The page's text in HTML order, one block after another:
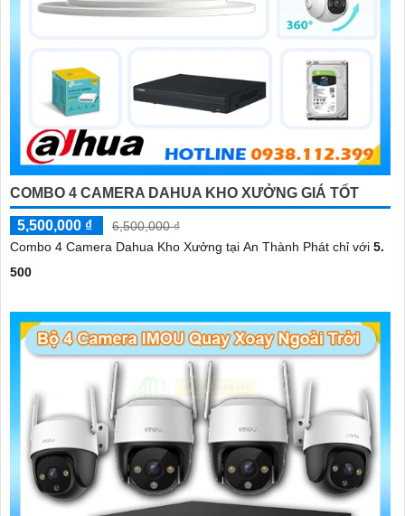
COMBO 4 CAMERA DAHUA KHO XƯỞNG GIÁ TỐT
5,500,000 ₫
6,500,000 ₫
Combo 4 Camera Dahua Kho Xưởng tại An Thành Phát chỉ với 5.
500